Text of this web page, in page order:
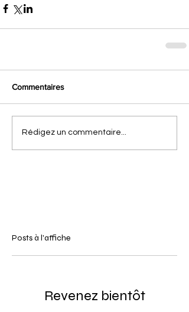
Commentaires
Rédigez un commentaire...
Posts à l'affiche
Revenez bientôt